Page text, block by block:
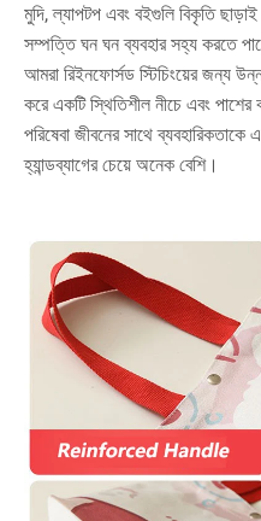
মুদি, ল্যাপটপ এবং বইগুলি বিকৃতি
সম্পত্তি ঘন ঘন ব্যবহার সহ্য করতে
আমরা রিইনফোর্সড স্টিচিংয়ের জন্য
করে একটি স্থিতিশীল নীচে এবং পাশের
পরিষেবা জীবনের সাথে
হ্যান্ডব্যাগের চেয়ে অনেক বেশি।